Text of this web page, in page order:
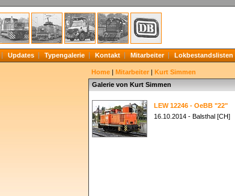
Updates Typengalerie Kontakt Mitarbeiter Lokbestandslisten
Home | Mitarbeiter | Kurt Simmen
Galerie von Kurt Simmen
LEW 12246 - OeBB "22"
16.10.2014 - Balsthal [CH]